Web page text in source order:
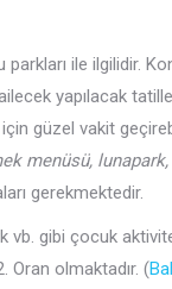
ile ilgilidir.
yapılacak
güzel vakit
menüsü,
gerekmektedir.
vb. gibi çocuk
Oran olmaktadır. (